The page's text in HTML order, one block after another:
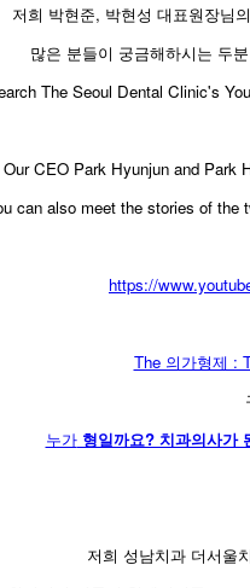
저희 박현준, 박현성 대표원장님
많은 분들이 궁금해하시는 두
The Seoul Dental Clinic's
Our CEO Park Hyunjun and Park
can also meet the stories of the
https://
The 의가형제 :
누가형일까요? 치과의사가
저희 성남치과 더서울